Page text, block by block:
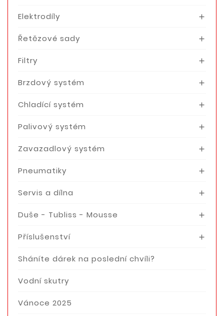
Elektrodíly 
Řetězové sady 
Filtry 
Brzdový systém 
Chladící systém 
Palivový systém 
Zavazadlový systém 
Pneumatiky 
Servis a dílna 
Duše - Tubliss - Mousse 
Příslušenství 
Sháníte dárek na poslední chvíli?
Vodní skutry
Vánoce 2025